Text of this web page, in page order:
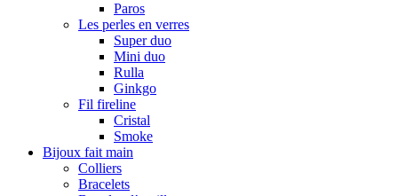
Paros
Les perles en verres
Super duo
Mini duo
Rulla
Ginkgo
Fil fireline
Cristal
Smoke
Bijoux fait main
Colliers
Bracelets